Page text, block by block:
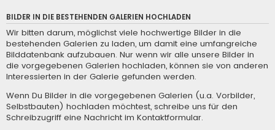
BILDER IN DIE BESTEHENDEN GALERIEN HOCHLADEN
Wir bitten darum, möglichst viele hochwertige Bilder in die
bestehenden Galerien zu laden, um damit eine umfangreiche
Bilddatenbank aufzubauen. Nur wenn wir alle unsere Bilder in
die vorgegebenen Galerien hochladen, können sie von anderen
Interessierten in der Galerie gefunden werden.
Wenn Du Bilder in die vorgegebenen Galerien (u.a. Vorbilder,
Selbstbauten) hochladen möchtest, schreibe uns für den
Schreibzugriff eine Nachricht im Kontaktformular.